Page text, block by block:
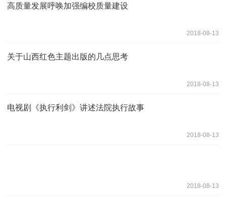
高质量发展呼唤加强编校质量建设
2018-08-13
关于山西红色主题出版的几点思考
2018-08-13
电视剧《执行利剑》讲述法院执行故事
2018-08-13
2018-08-13